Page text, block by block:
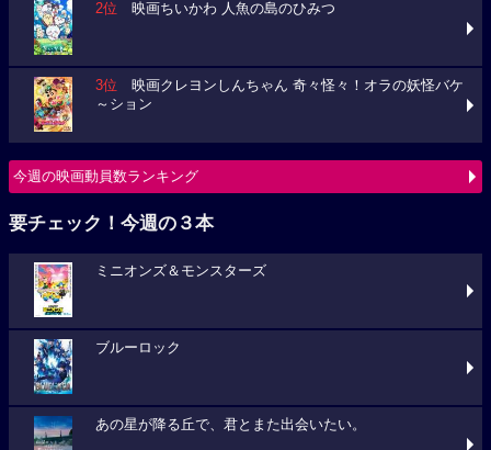
2位 映画ちいかわ 人魚の島のひみつ
3位 映画クレヨンしんちゃん 奇々怪々！オラの妖怪バケ
～ション
今週の映画動員数ランキング
要チェック！今週の３本
ミニオンズ＆モンスターズ
ブルーロック
あの星が降る丘で、君とまた出会いたい。